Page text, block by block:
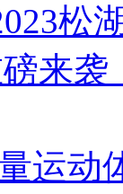
松
磅来
运动